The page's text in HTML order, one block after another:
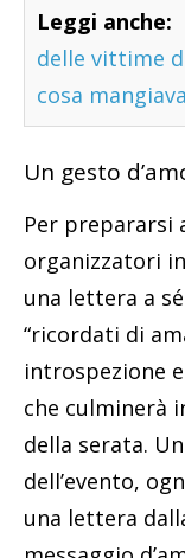
Leggi anche:
delle vittime
cosa
Un gesto
Per prepararsi
organizzatori
una lettera a
“ricordati di
introspezione
che culminerà
della serata.
dell’evento,
una lettera